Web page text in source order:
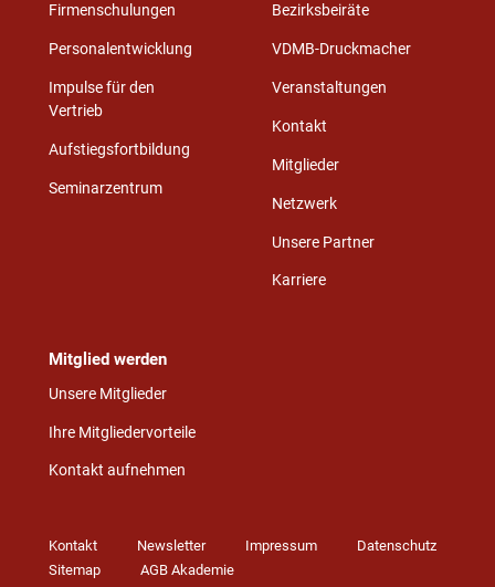
Firmenschulungen
Personalentwicklung
Impulse für den
Vertrieb
Aufstiegsfortbildung
Seminarzentrum
Bezirksbeiräte
VDMB-Druckmacher
Veranstaltungen
Kontakt
Mitglieder
Netzwerk
Unsere Partner
Karriere
Mitglied werden
Unsere Mitglieder
Ihre Mitgliedervorteile
Kontakt aufnehmen
Kontakt Newsletter Impressum
Datenschutz
Sitemap
AGB Akademie